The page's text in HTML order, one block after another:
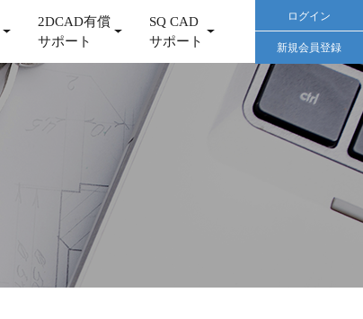
2DCAD有償
サポート
SQ CAD
サポート
ログイン
新規会員登録